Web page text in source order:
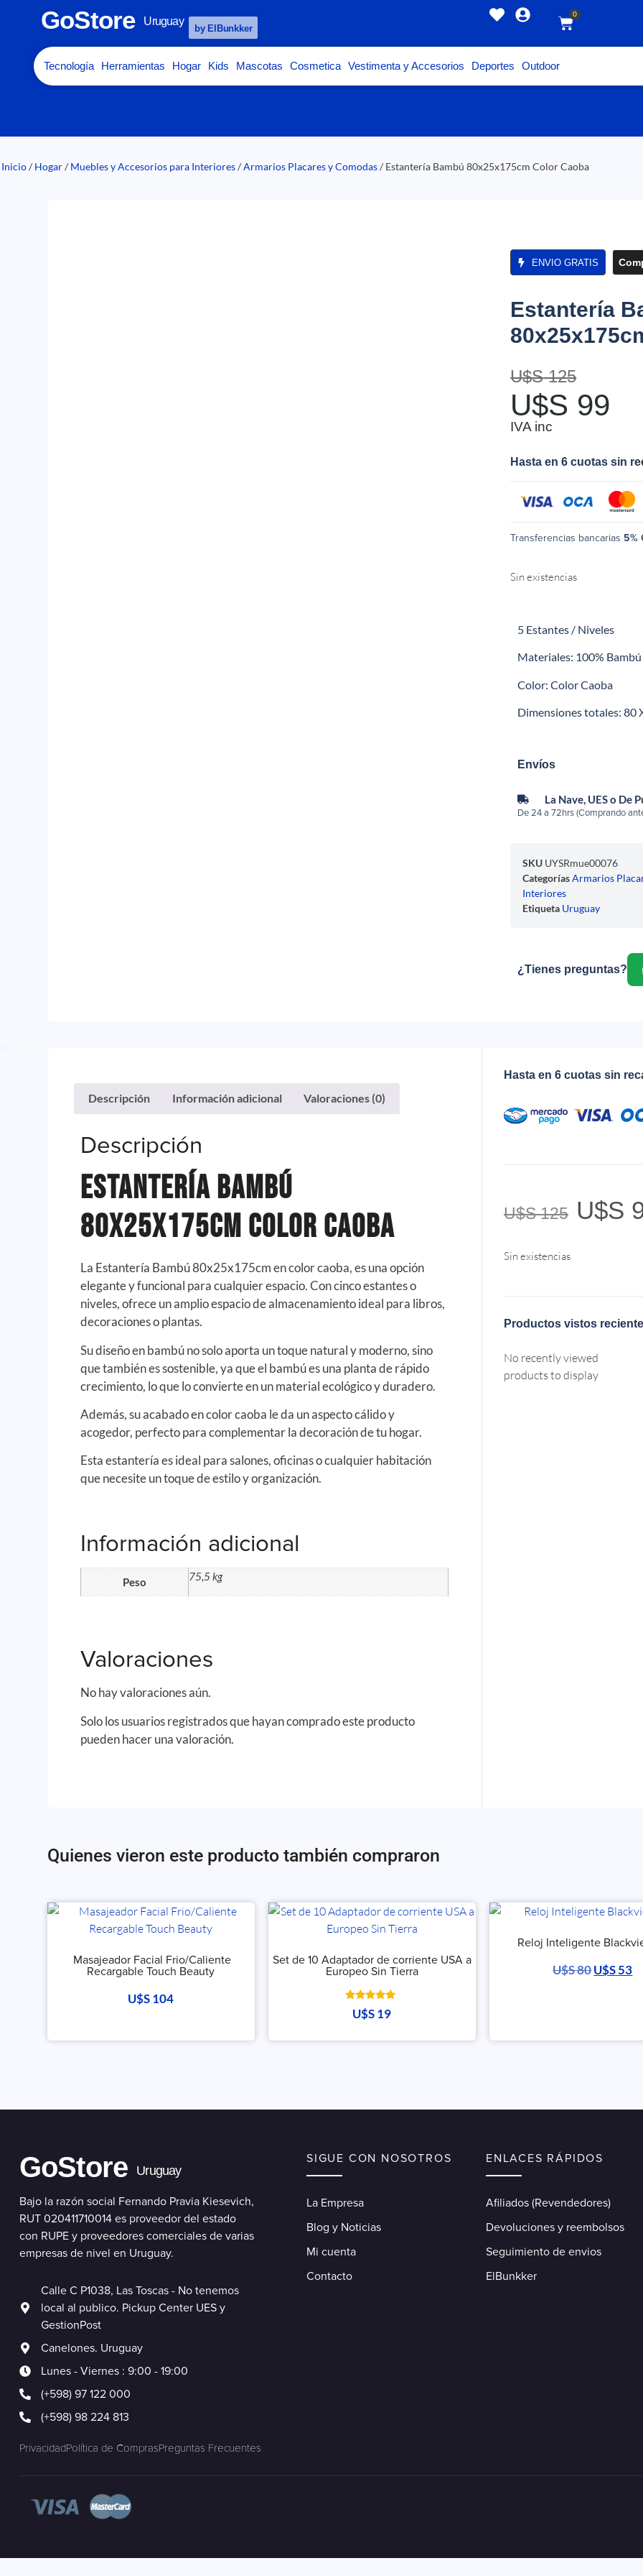
GoStore Uruguay
by ElBunkker
0
Tecnología Herramientas Hogar Kids Mascotas Cosmetica Vestimenta y Accesorios Deportes Outdoor
Inicio/ Hogar/ Muebles y Accesorios para Interiores/Armarios Placares y Comodas/ Estantería Bambú 80x25x175cm Color Caoba
ENVIO GRATIS
Estantería
U$S125
U$S 99
IVA inc
Hasta en 6 cuotas sin
Transferencias bancarias 5%
Sin existencias
5 Estantes / Niveles
Materiales: 100% Bambú
Color: Color Caoba
Dimensiones totales: 80
Envíos
La Nave, UES o De
De 24 a 72hrs (Comprando
SKU UYSRmue00076
CategoríasArmarios
Interiores
Etiqueta Uruguay
¿Tienes preguntas?
Descripción Información adicional Valoraciones (0)
Descripción
Estantería Bambú
80x25x175cm Color Caoba
La Estantería Bambú 80x25x175cm en color caoba, es una opción
elegante y funcional para cualquier espacio. Con cinco estantes o
niveles, ofrece un amplio espacio de almacenamiento ideal para libros,
decoraciones o plantas.
Su diseño en bambú no solo aporta un toque natural y moderno, sino
que también es sostenible, ya que el bambú es una planta de rápido
crecimiento, lo que lo convierte en un material ecológico y duradero.
Además, su acabado en color caoba le da un aspecto cálido y
acogedor, perfecto para complementar la decoración de tu hogar.
Esta estantería es ideal para salones, oficinas o cualquier habitación
que necesite un toque de estilo y organización.
Información adicional
Peso 75,5 kg
Valoraciones
No hay valoraciones aún.
Solo los usuarios registrados que hayan comprado este producto
pueden hacer una valoración.
Hasta en 6 cuotas sin
U$S125 U$S
Sin existencias
Productos vistos
No recently viewed
products to display
Quienes vieron este producto también compraron
Masajeador Facial Frio/Caliente
Recargable Touch Beauty
U$S104
Set de 10 Adaptador de corriente USA a
Europeo Sin Tierra
Valorado
con
U$S19
Reloj Inteligente
U$S80U$S53
GoStore Uruguay
Bajo la razón social Fernando Pravia Kiesevich,
RUT 020411710014 es proveedor del estado
con RUPE y proveedores comerciales de varias
empresas de nivel en Uruguay.
Calle C P1038, Las Toscas - No tenemos
local al publico. Pickup Center UES y
GestionPost
Canelones. Uruguay
Lunes - Viernes : 9:00 - 19:00
(+598) 97 122 000
(+598) 98 224 813
SIGUE CON NOSOTROS
La Empresa
Blog y Noticias
Mi cuenta
Contacto
ENLACES RÁPIDOS
Afiliados (Revendedores)
Devoluciones y reembolsos
Seguimiento de envios
ElBunkker
PrivacidadPolítica de ComprasPreguntas Frecuentes